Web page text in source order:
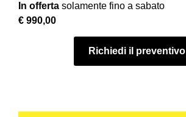
In offerta solamente fino a sabato
€ 990,00
Richiedi il preventivo